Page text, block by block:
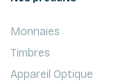
Monnaies
Timbres
Appareil Optique